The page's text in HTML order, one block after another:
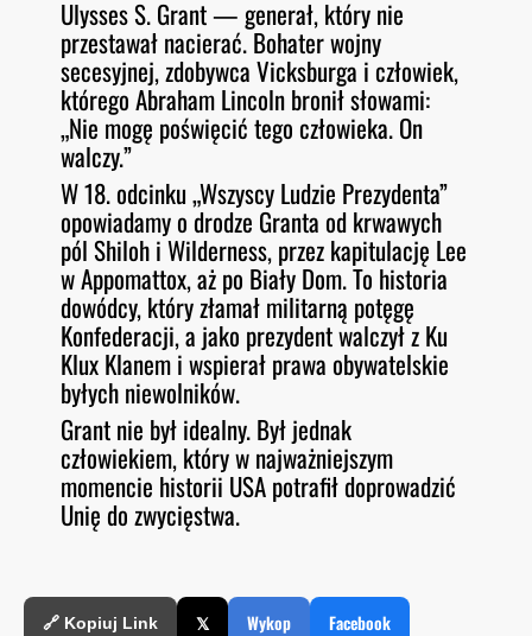
O
D
E
RSS FEED
LINK
EMBED
Ulysses S. Grant — generał, który nie
przestawał nacierać. Bohater wojny
secesyjnej, zdobywca Vicksburga i człowiek,
którego Abraham Lincoln bronił słowami:
„Nie mogę poświęcić tego człowieka. On
walczy.”
W 18. odcinku „Wszyscy Ludzie Prezydenta”
opowiadamy o drodze Granta od krwawych
pól Shiloh i Wilderness, przez kapitulację Lee
w Appomattox, aż po Biały Dom. To historia
dowódcy, który złamał militarną potęgę
Konfederacji, a jako prezydent walczył z Ku
Klux Klanem i wspierał prawa obywatelskie
byłych niewolników.
Grant nie był idealny. Był jednak
człowiekiem, który w najważniejszym
momencie historii USA potrafił doprowadzić
Unię do zwycięstwa.
🔗 Kopiuj Link 𝕏 Wykop Facebook